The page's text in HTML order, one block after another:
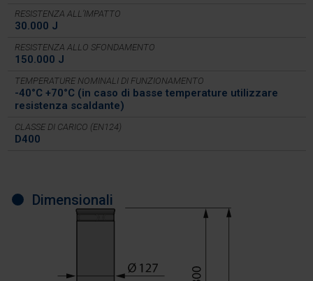
RESISTENZA ALL’IMPATTO
30.000 J
RESISTENZA ALLO SFONDAMENTO
150.000 J
TEMPERATURE NOMINALI DI FUNZIONAMENTO
-40°C +70°C (in caso di basse temperature utilizzare
resistenza scaldante)
CLASSE DI CARICO (EN124)
D400
Dimensionali